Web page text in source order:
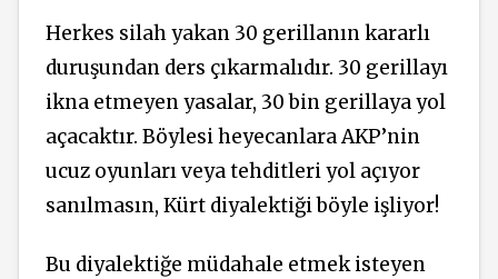
Herkes silah yakan 30 gerillanın kararlı
duruşundan ders çıkarmalıdır. 30 gerillayı
ikna etmeyen yasalar, 30 bin gerillaya yol
açacaktır. Böylesi heyecanlara AKP’nin
ucuz oyunları veya tehditleri yol açıyor
sanılmasın, Kürt diyalektiği böyle işliyor!
Bu diyalektiğe müdahale etmek isteyen